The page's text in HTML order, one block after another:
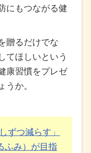
にもつながる健
贈るだけでな
てほしいという
康習慣をプレゼ
か。
ずつ減らす」
ふみ）が目指